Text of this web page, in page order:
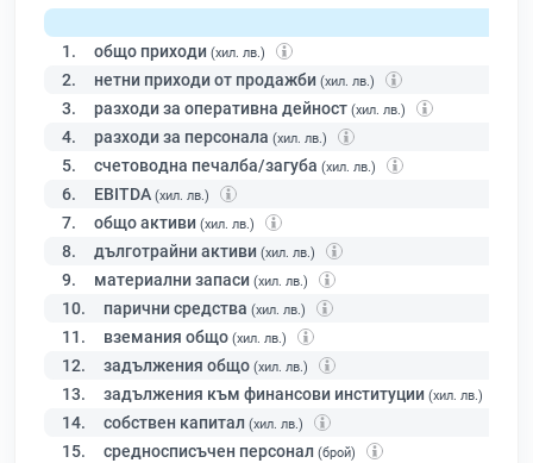
1. общо приходи (хил. лв.)
2. нетни приходи от продажби (хил. лв.)
3. разходи за оперативна дейност (хил. лв.)
4. разходи за персонала (хил. лв.)
5. счетоводна печалба/загуба (хил. лв.)
6. EBITDA (хил. лв.)
7. общо активи (хил. лв.)
8. дълготрайни активи (хил. лв.)
9. материални запаси (хил. лв.)
10. парични средства (хил. лв.)
11. вземания общо (хил. лв.)
12. задължения общо (хил. лв.)
13. задължения към финансови институции (хил. лв.)
14. собствен капитал (хил. лв.)
15. средносписъчен персонал (брой)